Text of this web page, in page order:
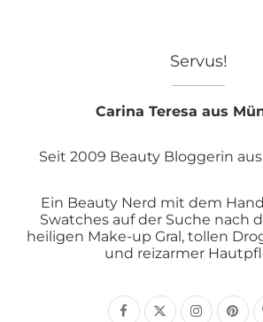
Servus!
Carina Teresa aus
Seit 2009 Beauty Bloggerin
Ein Beauty Nerd mit dem
Swatches auf der Suche nach
heiligen Make-up Gral, tollen
und reizarmer